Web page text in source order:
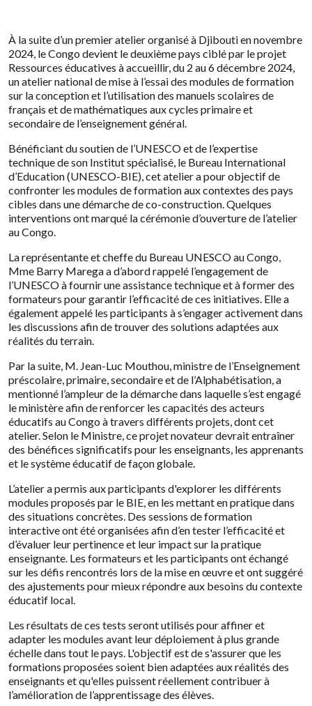
À la suite d’un premier atelier organisé à Djibouti en novembre
2024, le Congo devient le deuxième pays ciblé par le projet
Ressources éducatives à accueillir, du 2 au 6 décembre 2024,
un atelier national de mise à l’essai des modules de formation
sur la conception et l’utilisation des manuels scolaires de
français et de mathématiques aux cycles primaire et
secondaire de l’enseignement général.
Bénéficiant du soutien de l’UNESCO et de l’expertise
technique de son Institut spécialisé, le Bureau International
d’Education (UNESCO-BIE), cet atelier a pour objectif de
confronter les modules de formation aux contextes des pays
cibles dans une démarche de co-construction. Quelques
interventions ont marqué la cérémonie d’ouverture de l’atelier
au Congo.
La représentante et cheffe du Bureau UNESCO au Congo,
Mme Barry Marega a d’abord rappelé l’engagement de
l’UNESCO à fournir une assistance technique et à former des
formateurs pour garantir l’efficacité de ces initiatives. Elle a
également appelé les participants à s’engager activement dans
les discussions afin de trouver des solutions adaptées aux
réalités du terrain.
Par la suite, M. Jean-Luc Mouthou, ministre de l’Enseignement
préscolaire, primaire, secondaire et de l’Alphabétisation, a
mentionné l’ampleur de la démarche dans laquelle s’est engagé
le ministère afin de renforcer les capacités des acteurs
éducatifs au Congo à travers différents projets, dont cet
atelier. Selon le Ministre, ce projet novateur devrait entraîner
des bénéfices significatifs pour les enseignants, les apprenants
et le système éducatif de façon globale.
L’atelier a permis aux participants d'explorer les différents
modules proposés par le BIE, en les mettant en pratique dans
des situations concrètes. Des sessions de formation
interactive ont été organisées afin d’en tester l’efficacité et
d’évaluer leur pertinence et leur impact sur la pratique
enseignante. Les formateurs et les participants ont échangé
sur les défis rencontrés lors de la mise en œuvre et ont suggéré
des ajustements pour mieux répondre aux besoins du contexte
éducatif local.
Les résultats de ces tests seront utilisés pour affiner et
adapter les modules avant leur déploiement à plus grande
échelle dans tout le pays. L'objectif est de s'assurer que les
formations proposées soient bien adaptées aux réalités des
enseignants et qu'elles puissent réellement contribuer à
l’amélioration de l’apprentissage des élèves.